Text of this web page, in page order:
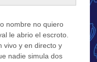
nombre no quiero
le abrio el escroto.
vivo y en directo y
nadie simula dos